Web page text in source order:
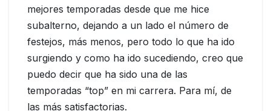
mejores temporadas desde que me hice
subalterno, dejando a un lado el número de
festejos, más menos, pero todo lo que ha ido
surgiendo y como ha ido sucediendo, creo que
puedo decir que ha sido una de las
temporadas “top” en mi carrera. Para mí, de
las más satisfactorias.